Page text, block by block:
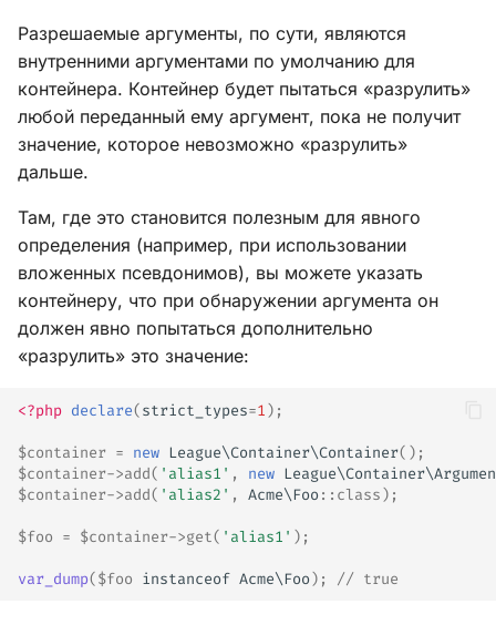
Разрешаемые аргументы, по сути, являются
внутренними аргументами по умолчанию для
контейнера. Контейнер будет пытаться «разрулить»
любой переданный ему аргумент, пока не получит
значение, которое невозможно «разрулить»
дальше.
Там, где это становится полезным для явного
определения (например, при использовании
вложенных псевдонимов), вы можете указать
контейнеру, что при обнаружении аргумента он
должен явно попытаться дополнительно
«разрулить» это значение:
<?php declare(strict_types=1);
$container = new League\Container\Container();
$container->add( 'alias1' , new
$container->add( 'alias2' , Acme\Foo:: class);
$foo = $container->get( 'alias1' );
var_dump($foo instanceof Acme\Foo); // true